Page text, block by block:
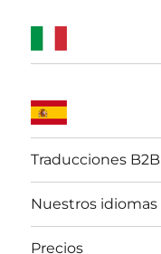
Traducciones B2B
Nuestros idiomas
Precios